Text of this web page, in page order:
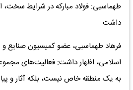
طهماسبی: فولاد مبارکه در شرایط سخت،
داشت
فرهاد طهماسبی، عضو کمیسیون صنایع
اسلامی، اظهار داشت: فعالیت‌های
به یک منطقه خاص نیست، بلکه آثار و